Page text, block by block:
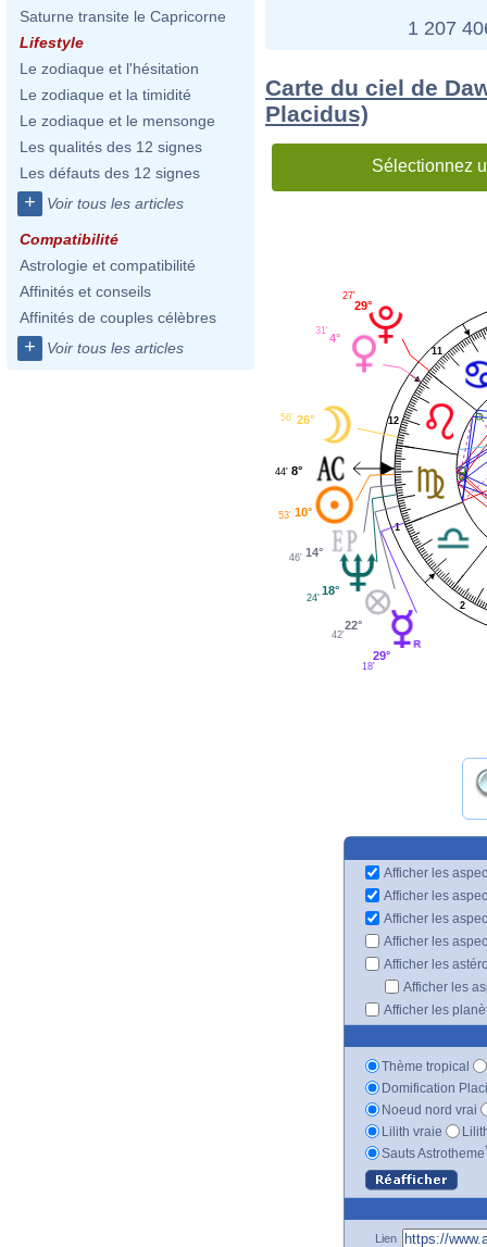
Saturne transite le Capricorne
Lifestyle
Le zodiaque et l'hésitation
Le zodiaque et la timidité
Le zodiaque et le mensonge
Les qualités des 12 signes
Les défauts des 12 signes
+ Voir tous les articles
Compatibilité
Astrologie et compatibilité
Affinités et conseils
Affinités de couples célèbres
+ Voir tous les articles
1 207
Carte du ciel de
Placidus)
Sélectionnez
1
2
11
12
29°
27'
4°
31'
26°
56'
8°
44'
10°
53'
14°
46'
18°
24'
22°
42'
29°
18'
Afficher les
Afficher les
Afficher les
Afficher les
Afficher les
Afficher les
Afficher les
Thème tropical
Domification
Noeud nord vrai
Lilith vraie
Sauts Astrotheme
Lien